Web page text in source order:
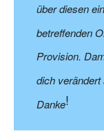
über diesen
betreffenden
Provision.
dich
Danke!